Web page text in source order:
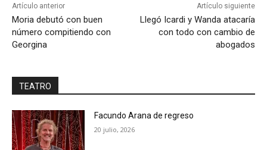
Artículo anterior
Moria debutó con buen
número compitiendo con
Georgina
Artículo siguiente
Llegó Icardi y Wanda atacaría
con todo con cambio de
abogados
TEATRO
Facundo Arana de regreso
20 julio, 2026